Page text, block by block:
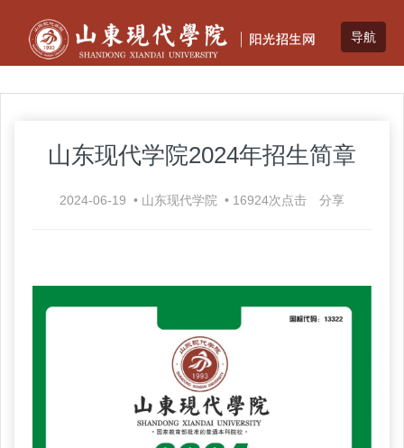
山东现代学院2024年招生简章
2024-06-19 • 山东现代学院 • 16924次点击 分享